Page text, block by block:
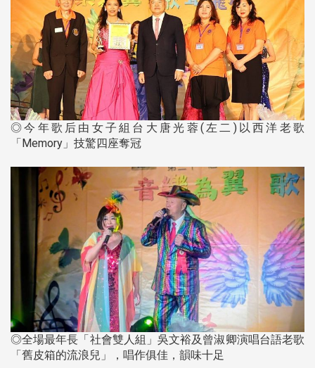
◎今年歌后由女子組台大唐光蓉(左二)以西洋老歌
「Memory」技驚四座奪冠
◎全場最年長「社會雙人組」吳文裕及曾淑卿演唱台語老歌
「舊皮箱的流浪兒」，唱作俱佳，韻味十足